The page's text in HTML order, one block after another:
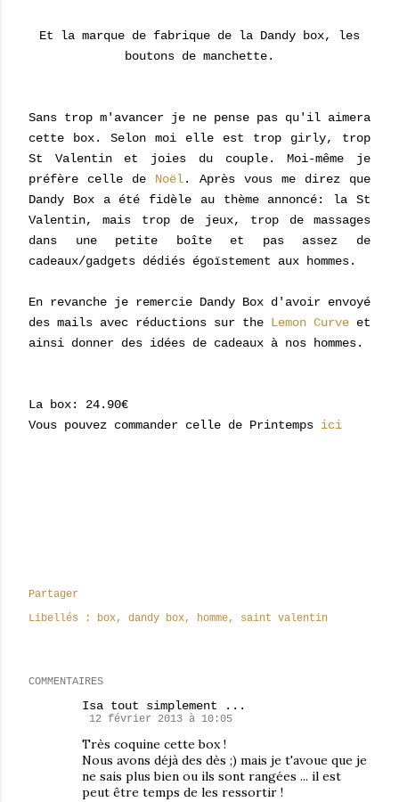
Et la marque de fabrique de la Dandy box, les
boutons de manchette.
Sans trop m'avancer je ne pense pas qu'il aimera
cette box. Selon moi elle est trop girly, trop
St Valentin et joies du couple. Moi-même je
préfère celle de Noël. Après vous me direz que
Dandy Box a été fidèle au thème annoncé: la St
Valentin, mais trop de jeux, trop de massages
dans une petite boîte et pas assez de
cadeaux/gadgets dédiés égoïstement aux hommes.
En revanche je remercie Dandy Box d'avoir envoyé
des mails avec réductions sur the Lemon Curve et
ainsi donner des idées de cadeaux à nos hommes.
La box: 24.90€
Vous pouvez commander celle de Printemps ici
Partager
Libellés :
box dandy box homme saint valentin
COMMENTAIRES
Isa tout simplement ...
12 février 2013 à 10:05
Très coquine cette box !
Nous avons déjà des dès ;) mais je t'avoue que je
ne sais plus bien ou ils sont rangées ... il est
peut être temps de les ressortir !